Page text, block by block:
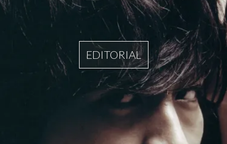
EDITORIAL